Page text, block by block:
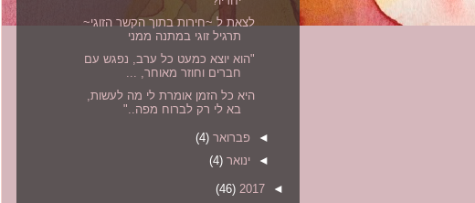
לצאת ל ~חירות בתוך הקשר הזוגי~
תרגיל זוגי במתנה ממני
"הוא יוצא כמעט כל ערב, נפגש עם
חברים וחוזר מאוחר, ...
היא כל הזמן אומרת לי מה לעשות,
בא לי רק לברוח מפה.."
◄ פברואר (4)
◄ ינואר (4)
◄
2017
(46)